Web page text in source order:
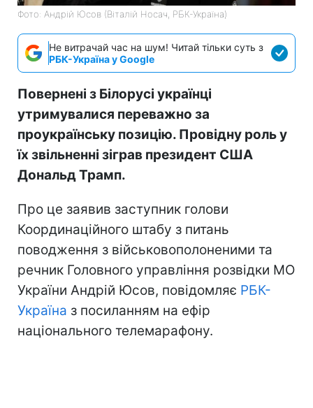
Фото: Андрій Юсов (Віталій Носач, РБК-Україна)
Не витрачай час на шум! Читай тільки суть з
РБК-Україна у Google
Повернені з Білорусі українці
утримувалися переважно за
проукраїнську позицію. Провідну роль у
їх звільненні зіграв президент США
Дональд Трамп.
Про це заявив заступник голови
Координаційного штабу з питань
поводження з військовополоненими та
речник Головного управління розвідки МО
України Андрій Юсов, повідомляє РБК-
Україна з посиланням на ефір
національного телемарафону.